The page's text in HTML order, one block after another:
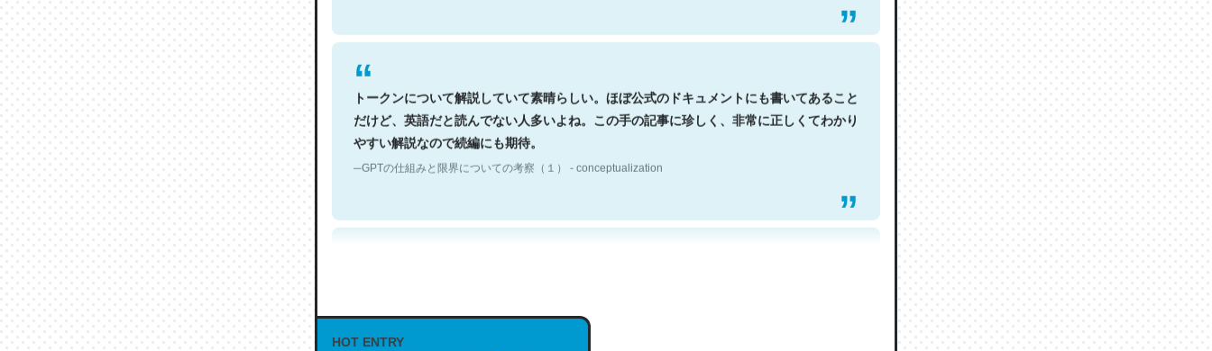
トークンについて解説していて素晴らしい。ほぼ公式のドキュメントにも書いてあること
だけど、英語だと読んでない人多いよね。この手の記事に珍しく、非常に正しくてわかり
やすい解説なので続編にも期待。
─GPTの仕組みと限界についての考察（１） - conceptualization
─GPTの仕組みと限界についての考察（１） - conceptualization
HOT ENTRY